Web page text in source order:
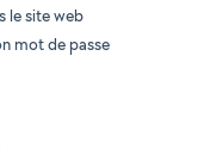
le site web
mot de passe